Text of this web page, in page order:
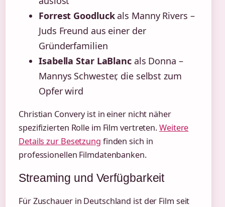
Forrest Goodluckals Manny Rivers –
Juds Freund aus einer der
Gründerfamilien
Isabella Star LaBlancals Donna –
Mannys Schwester, die selbst zum
Opfer wird
Christian Convery ist in einer nicht näher
spezifizierten Rolle im Film vertreten.Weitere
Details zur Besetzung finden sich in
professionellen Filmdatenbanken.
Streaming und Verfügbarkeit
Für Zuschauer in Deutschland ist der Film seit